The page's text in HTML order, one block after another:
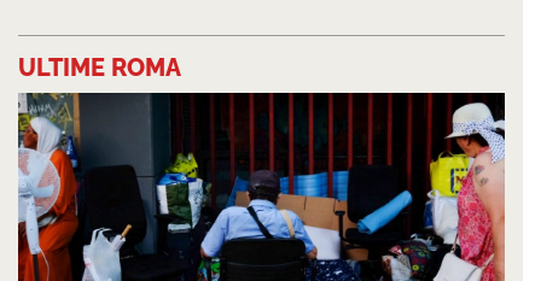
ULTIME ROMA